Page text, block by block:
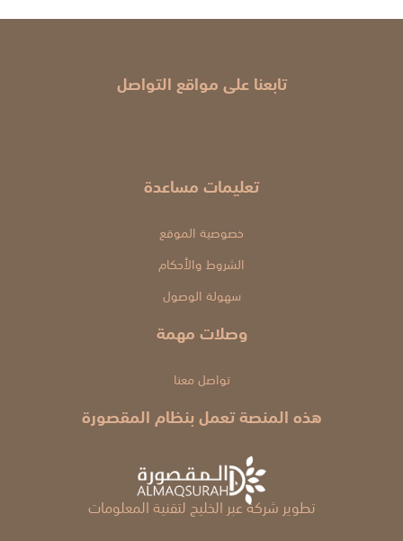
تابعنا على مواقع التواصل
تعليمات مساعدة
خصوصية الموقع
الشروط والأحكام
سهولة الوصول
وصلات مهمة
تواصل معنا
هذه المنصة تعمل بنظام المقصورة
تطوير شركة عبر الخليج لتقنية المعلومات